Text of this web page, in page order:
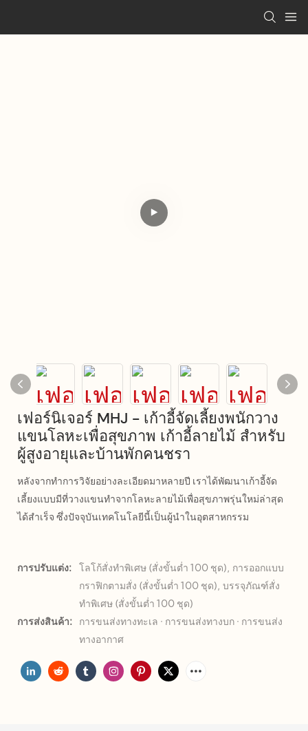
เฟอร์นิเจอร์ MHJ - เก้าอี้จัดเลี้ยงพนักวาง
แขนโลหะเพื่อสุขภาพ เก้าอี้ลายไม้ สำหรับ
ผู้สูงอายุและบ้านพักคนชรา
หลังจากทำการวิจัยอย่างละเอียดมาหลายปี เราได้พัฒนาเก้าอี้จัด
เลี้ยงแบบมีที่วางแขนทำจากโลหะลายไม้เพื่อสุขภาพรุ่นใหม่ล่าสุด
ได้สำเร็จ ซึ่งปัจจุบันเทคโนโลยีนี้เป็นผู้นำในอุตสาหกรรม
การปรับแต่ง:
โลโก้สั่งทำพิเศษ (สั่งขั้นต่ำ 100 ชุด), การออกแบบ
กราฟิกตามสั่ง (สั่งขั้นต่ำ 100 ชุด), บรรจุภัณฑ์สั่ง
ทำพิเศษ (สั่งขั้นต่ำ 100 ชุด)
การส่งสินค้า:
การขนส่งทางทะเล · การขนส่งทางบก · การขนส่ง
ทางอากาศ